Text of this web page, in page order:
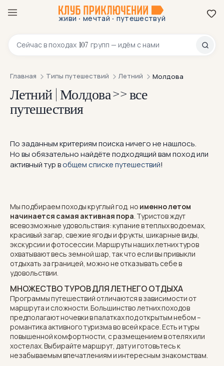
живи · мечтай · путешествуй
Сейчас в походах 107 групп — идём с нами
8 800 200-70-23
Главная Типы путешествий Летний Молдова
Летний | Молдова >> все
путешествия
По заданным критериям поиска ничего не нашлось.
Но вы обязательно найдёте подходящий вам поход или
активный тур вобщем списке путешествий!
Мы подбираем походы круглый год, но именно летом
начинается самая активная пора. Туристов ждут
всевозможные удовольствия: купание в теплых водоемах,
красивый загар, свежие ягоды и фрукты, шикарные виды,
экскурсии и фотосессии. Маршруты наших летних туров
охватывают весь земной шар, так что если вы привыкли
отдыхать за границей, можно не отказывать себе в
удовольствии.
МНОЖЕСТВО ТУРОВ ДЛЯ ЛЕТНЕГО ОТДЫХА
Программы путешествий отличаются в зависимости от
маршрута и сложности. Большинство летних походов
предполагаютночевки в палаткахпод открытым небом –
романтика активного туризма во всей красе. Есть и туры
повышенной комфортности, с размещением в отелях или
хостелах. Выбирайте маршрут, дату и готовьтесь к
незабываемым впечатлениям и интересным знакомствам.